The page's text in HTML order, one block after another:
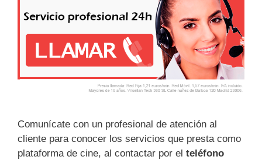
Comunícate con un profesional de atención al
cliente para conocer los servicios que presta como
plataforma de cine, al contactar por el teléfono